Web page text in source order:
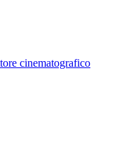
cinematografico